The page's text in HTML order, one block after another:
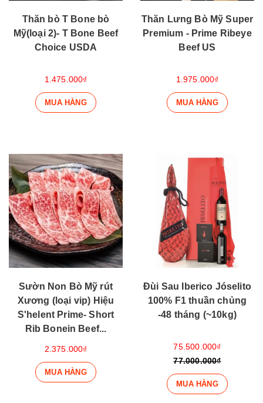
Thăn bò T Bone bò
Mỹ(loại 2)- T Bone Beef
Choice USDA
1.475.000₫
MUA HÀNG
Thăn Lưng Bò Mỹ Super
Premium - Prime Ribeye
Beef US
1.975.000₫
MUA HÀNG
Sườn Non Bò Mỹ rút
Xương (loại vip) Hiệu
S'helent Prime- Short
Rib Bonein Beef...
2.375.000₫
MUA HÀNG
Đùi Sau Iberico Jóselito
100% F1 thuần chủng
-48 tháng (~10kg)
75.500.000₫
77.000.000₫
MUA HÀNG